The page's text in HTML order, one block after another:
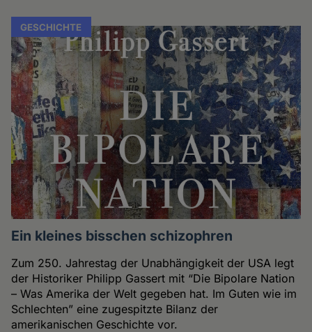
GESCHICHTE
Ein kleines bisschen schizophren
Zum 250. Jahrestag der Unabhängigkeit der USA legt
der Historiker Philipp Gassert mit “Die Bipolare Nation
– Was Amerika der Welt gegeben hat. Im Guten wie im
Schlechten” eine zugespitzte Bilanz der
amerikanischen Geschichte vor.